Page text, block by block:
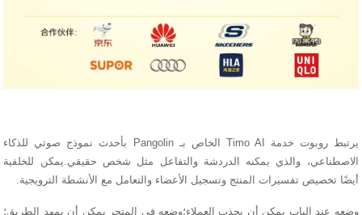
يرتبط روبوت خدمة Timo AI الخاص بـ Pangolin بأحدث نموذج صوتي للذكاء
الاصطناعي، والذي يمكنه الدردشة والتفاعل مثل شخص حقيقي.يمكن للخلفية
أيضًا تخصيص تفسيرات المنتج وتسجيل الأعضاء والتعامل مع الأنشطة الترويجية.
وضعه عند الباب يمكن أن يجذب العملاء؛وضعه في المتجر يمكن أن يمهد الطريق؛